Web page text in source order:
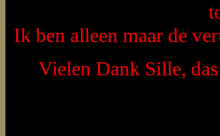
Ik ben alleen maar de
Vielen Dank Sille,